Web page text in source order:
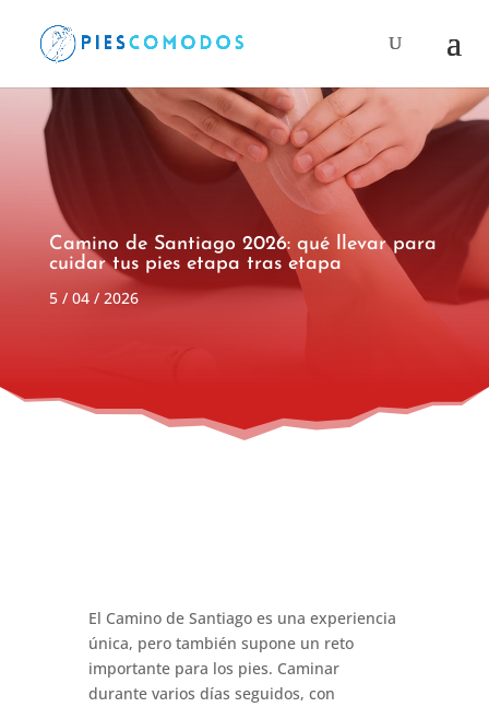
de
productos
Camino de Santiago 2026: qué llevar para
cuidar tus pies etapa tras etapa
5 / 04 / 2026
El Camino de Santiago es una experiencia
única, pero también supone un reto
importante para los pies. Caminar
durante varios días seguidos, con